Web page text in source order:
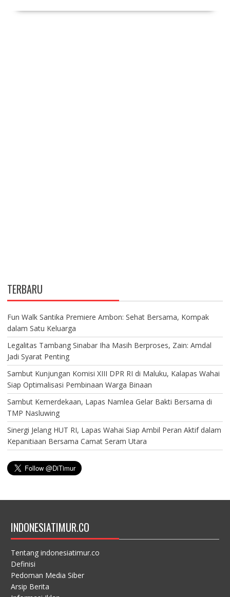
TERBARU
Fun Walk Santika Premiere Ambon: Sehat Bersama, Kompak
dalam Satu Keluarga
Legalitas Tambang Sinabar Iha Masih Berproses, Zain: Amdal
Jadi Syarat Penting
Sambut Kunjungan Komisi XIII DPR RI di Maluku, Kalapas Wahai
Siap Optimalisasi Pembinaan Warga Binaan
Sambut Kemerdekaan, Lapas Namlea Gelar Bakti Bersama di
TMP Nasluwing
Sinergi Jelang HUT RI, Lapas Wahai Siap Ambil Peran Aktif dalam
Kepanitiaan Bersama Camat Seram Utara
INDONESIATIMUR.CO
Tentang indonesiatimur.co
Definisi
Pedoman Media Siber
Arsip Berita